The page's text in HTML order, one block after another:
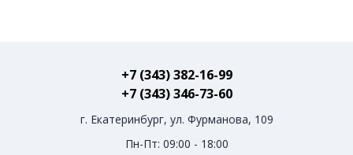
+7 (343) 382-16-99
+7 (343) 346-73-‬60
г. Екатеринбург, ул. Фурманова, 109
Пн-Пт: 09:00 - 18:00